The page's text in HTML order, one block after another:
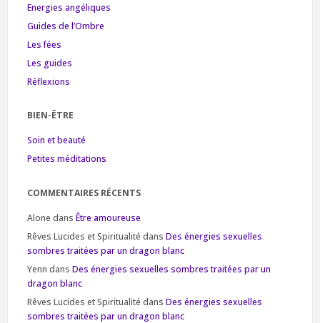
Energies angéliques
Guides de l’Ombre
Les fées
Les guides
Réflexions
BIEN-ÊTRE
Soin et beauté
Petites méditations
COMMENTAIRES RÉCENTS
Alone dans Être amoureuse
Rêves Lucides et Spiritualité dans Des énergies sexuelles
sombres traitées par un dragon blanc
Yenn dans Des énergies sexuelles sombres traitées par un
dragon blanc
Rêves Lucides et Spiritualité dans Des énergies sexuelles
sombres traitées par un dragon blanc